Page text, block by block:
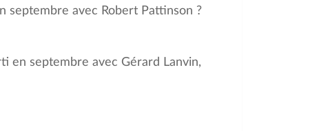
septembre avec Robert Pattinson ?
en septembre avec Gérard Lanvin,